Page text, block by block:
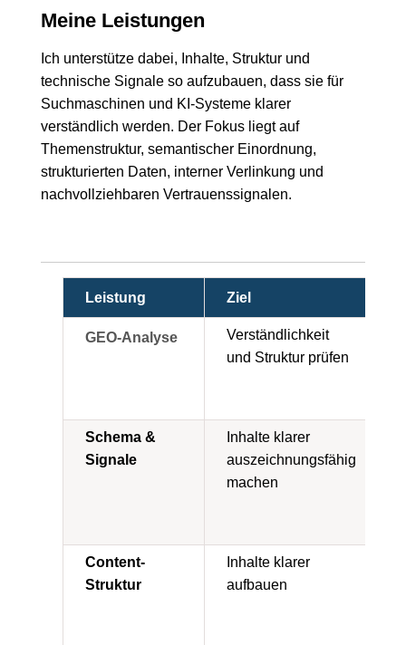
Meine Leistungen
Ich unterstütze dabei, Inhalte, Struktur und
technische Signale so aufzubauen, dass sie für
Suchmaschinen und KI-Systeme klarer
verständlich werden. Der Fokus liegt auf
Themenstruktur, semantischer Einordnung,
strukturierten Daten, interner Verlinkung und
nachvollziehbaren Vertrauenssignalen.
Leistung Ziel
GEO-Analyse
Verständlichkeit
und Struktur prüfen
Schema &
Signale
Inhalte klarer
auszeichnungsfähig
machen
Content-
Struktur
Inhalte klarer
aufbauen